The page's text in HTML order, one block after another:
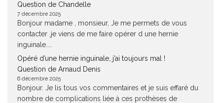
Question de Chandelle
7 décembre 2025
Bonjour madame , monsieur, Je me permets de vous
contacter ,je viens de me faire opérer d une hernie
inguinale....
Opéré d’une hernie inguinale, j’ai toujours mal !
Question de Arnaud Denis
6 décembre 2025
Bonjour. Je lis tous vos commentaires et je suis effaré du
nombre de complications liée à ces prothèses de